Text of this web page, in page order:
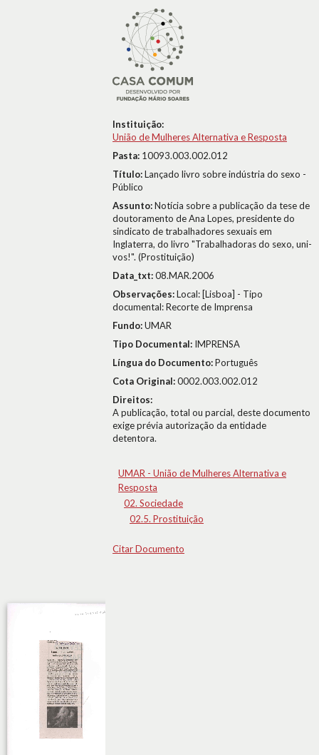
Instituição:
União de Mulheres Alternativa e Resposta
Pasta: 10093.003.002.012
Título:Lançado livro sobre indústria do sexo -
Público
Assunto:Notícia sobre a publicação da tese de
doutoramento de Ana Lopes, presidente do
sindicato de trabalhadores sexuais em
Inglaterra, do livro "Trabalhadoras do sexo, uni-
vos!". (Prostituição)
Data_txt:08.MAR.2006
Observações:Local: [Lisboa] - Tipo
documental: Recorte de Imprensa
Fundo:UMAR
Tipo Documental: IMPRENSA
Língua do Documento:Português
Cota Original:0002.003.002.012
Direitos:
A publicação, total ou parcial, deste documento
exige prévia autorização da entidade
detentora.
UMAR - União de Mulheres Alternativa e
Resposta
02. Sociedade
02.5. Prostituição
Citar Documento